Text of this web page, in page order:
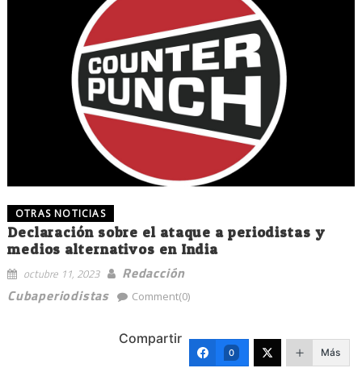
OTRAS NOTICIAS
Declaración sobre el ataque a periodistas y
medios alternativos en India
octubre 11, 2023
Redacción
Cubaperiodistas
Comment(0)
Compartir
0 Más